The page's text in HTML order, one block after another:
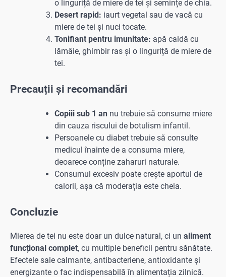
o linguriță de miere de tei și semințe de chia.
Desert rapid: iaurt vegetal sau de vacă cu
miere de tei și nuci tocate.
Tonifiant pentru imunitate: apă caldă cu
lămâie, ghimbir ras și o linguriță de miere de
tei.
Precauții și recomandări
Copiii sub 1 an nu trebuie să consume miere
din cauza riscului de botulism infantil.
Persoanele cu diabet trebuie să consulte
medicul înainte de a consuma miere,
deoarece conține zaharuri naturale.
Consumul excesiv poate crește aportul de
calorii, așa că moderația este cheia.
Concluzie
Mierea de tei nu este doar un dulce natural, ci un aliment
funcțional complet, cu multiple beneficii pentru sănătate.
Efectele sale calmante, antibacteriene, antioxidante și
energizante o fac indispensabilă în alimentația zilnică.